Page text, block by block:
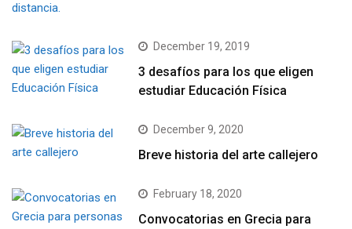
December 19, 2019
3 desafíos para los que eligen
estudiar Educación Física
December 9, 2020
Breve historia del arte callejero
February 18, 2020
Convocatorias en Grecia para